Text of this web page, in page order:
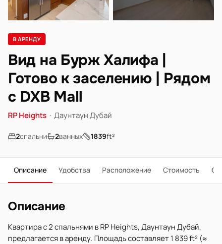
В АРЕНДУ
Вид на Бурж Халифа |
Готово к заселению | Рядом
с DXB Mall
RP Heights · Даунтаун Дубай
2спальни 2ванных 1839ft²
Описание Удобства Расположение Стоимость О
Описание
Квартира с 2 спальнями в RP Heights, Даунтаун Дубай,
предлагается в аренду. Площадь составляет 1 839 ft² (≈